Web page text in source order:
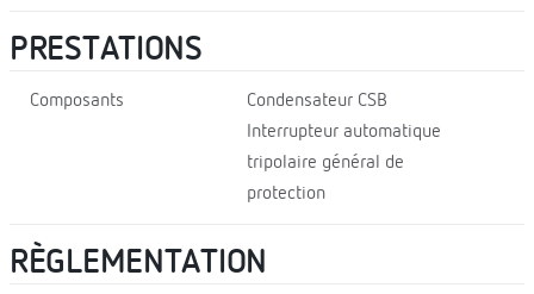
PRESTATIONS
Composants
Condensateur CSB
Interrupteur automatique
tripolaire général de
protection
RÈGLEMENTATION